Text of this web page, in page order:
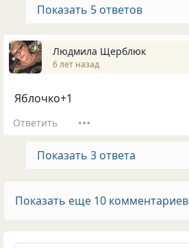
Показать 5 ответов
Людмила Щерблюк
6 лет назад
Яблочко+1
Ответить
Показать 3 ответа
Показать еще 10 комментариев